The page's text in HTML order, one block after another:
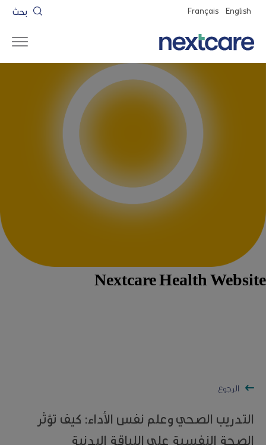
Nextcare Health Website
English
Français بحث
الرجوع
التدريب الصحي وعلم نفس الأداء: كيف تؤثر
الصحة النفسية على اللياقة البدنية